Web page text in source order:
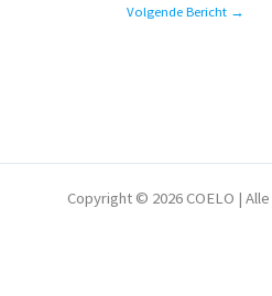
Volgende Bericht →
Copyright © 2026 COELO |